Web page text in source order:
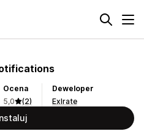
Ocena
5,0
(2)
Deweloper
Exlrate